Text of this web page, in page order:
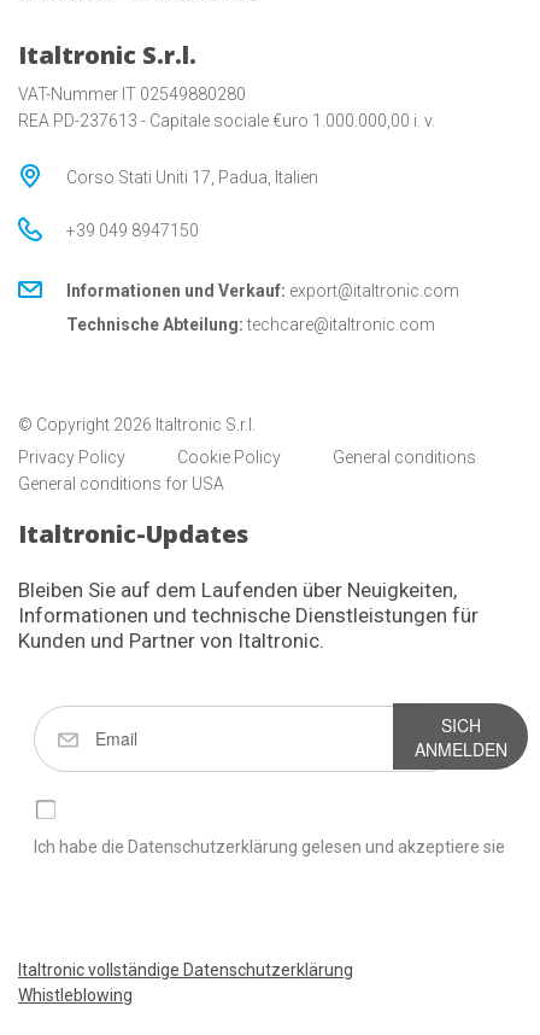
Italtronic S.r.l.
VAT-Nummer IT 02549880280
REA PD-237613 - Capitale sociale €uro 1.000.000,00 i. v.
Corso Stati Uniti 17, Padua, Italien
+39 049 8947150
Informationen und Verkauf: export@italtronic.com
Technische Abteilung: techcare@italtronic.com
© Copyright 2026 Italtronic S.r.l.
Privacy Policy
Cookie Policy
General conditions
General conditions for USA
Italtronic-Updates
Bleiben Sie auf dem Laufenden über Neuigkeiten,
Informationen und technische Dienstleistungen für
Kunden und Partner von Italtronic.
SICH
ANMELDEN
Ich habe die Datenschutzerklärung gelesen und akzeptiere sie
Italtronic vollständige Datenschutzerklärung
Whistleblowing